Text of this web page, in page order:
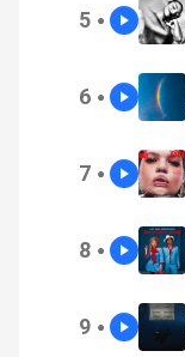
5 ●
6 ●
7 ●
8 ●
9 ●